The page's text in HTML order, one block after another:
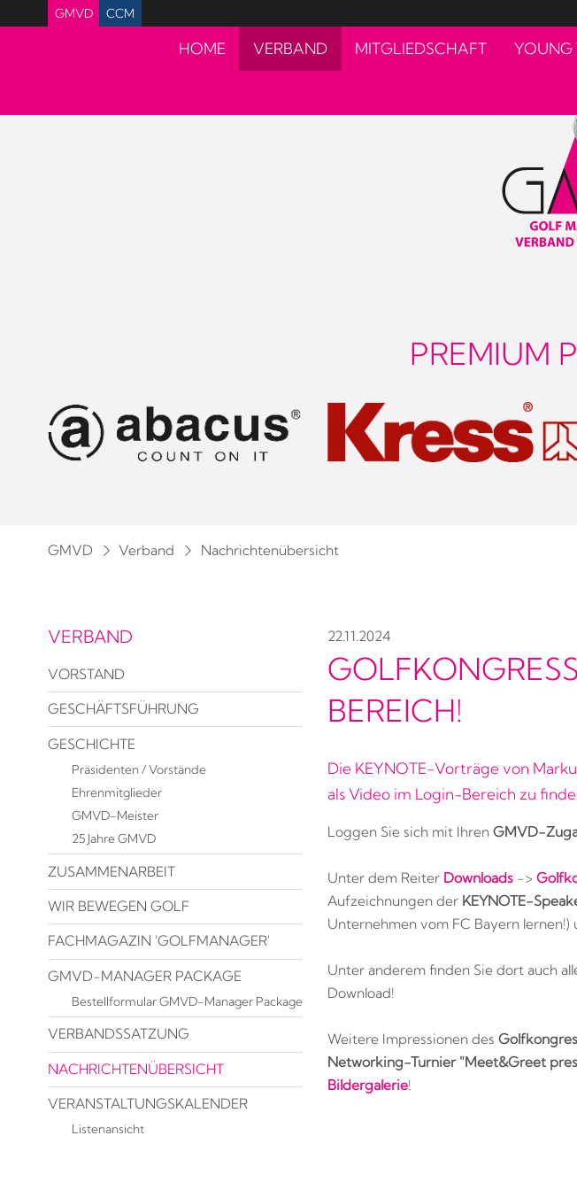
GMVD CCM
HOME VERBAND MITGLIEDSCHAFT YOUNG
PREMIUM
GMVD Verband Nachrichtenübersicht
22.11.2024
BEREICH!
Die KEYNOTE-Vorträge von
als Video im Login-Bereich zu
Loggen Sie sich mit Ihren GMVD-
Unter dem Reiter Downloads->
Aufzeichnungen der KEYNOTE-
Unternehmen vom FC Bayern lernen!)
Unter anderem finden Sie dort auch
Download!
Weitere Impressionen des
Networking-Turnier "Meet&Greet
Bildergalerie!
VERBAND
VORSTAND
GESCHÄFTSFÜHRUNG
GESCHICHTE
Präsidenten / Vorstände
Ehrenmitglieder
GMVD-Meister
25 Jahre GMVD
ZUSAMMENARBEIT
WIR BEWEGEN GOLF
FACHMAGAZIN 'GOLFMANAGER'
GMVD-MANAGER PACKAGE
Bestellformular GMVD-Manager Package
VERBANDSSATZUNG
NACHRICHTENÜBERSICHT
VERANSTALTUNGSKALENDER
Listenansicht